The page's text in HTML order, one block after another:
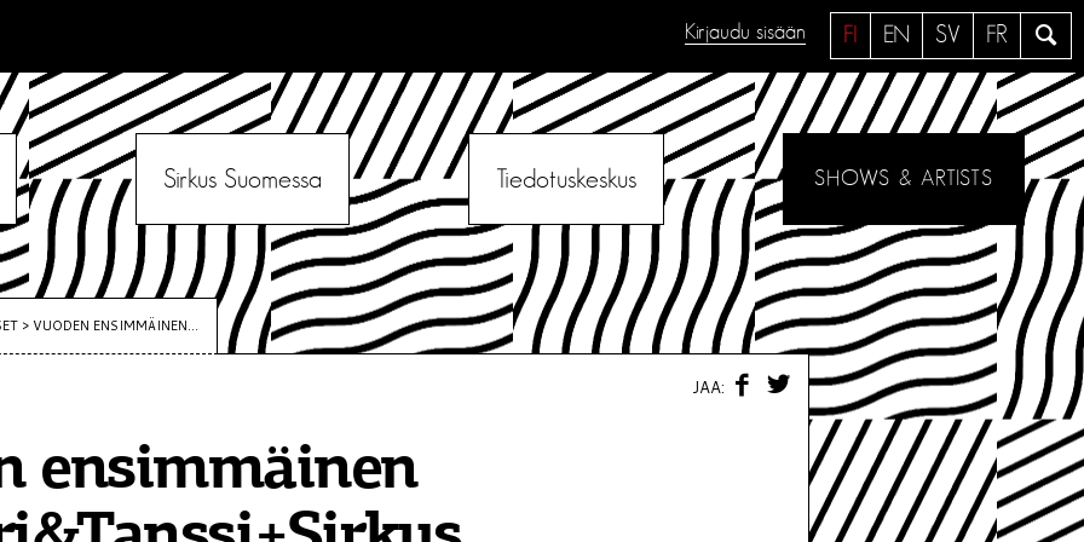
a
e
FI EN SV FR
Kirjaudu sisään
Sirkus Suomessa Tiedotuskeskus SHOWS & ARTISTS
>VUODEN ENSIMMÄINEN...
ensimmäinen
JAA:
F
W